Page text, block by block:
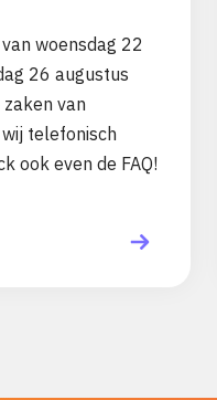
woensdag 22
26 augustus
van
telefonisch
ook even de FAQ!